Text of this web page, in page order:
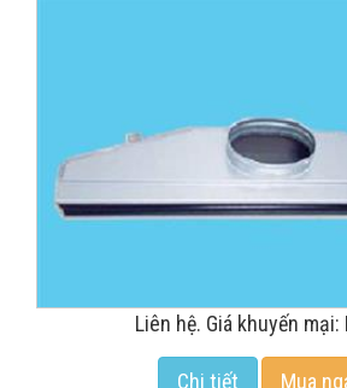
Liên hệ. Giá khuyến mại:
Chi tiết Mua